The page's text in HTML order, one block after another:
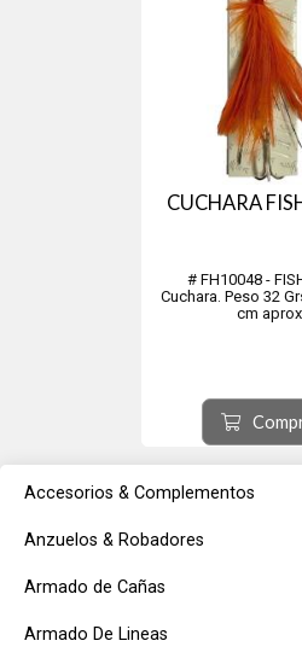
Accesorios & Complementos
Anzuelos & Robadores
Armado de Cañas
Armado De Lineas
CUCHARA
# FH10048 -
Cuchara. Peso 32
cm